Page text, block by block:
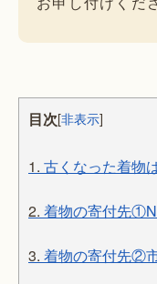
目次[非表示]
1. 古くなった着物
2. 着物の寄付先
3. 着物の寄付先②